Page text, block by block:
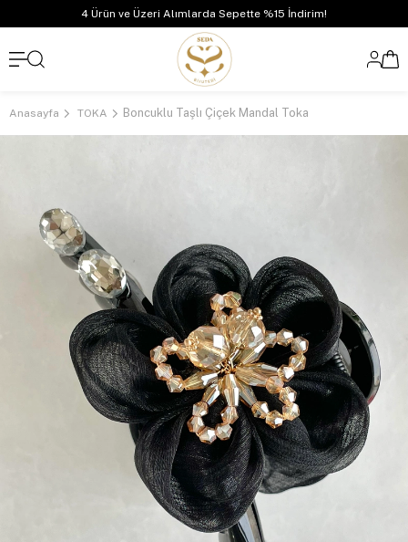
4 Ürün ve Üzeri Alımlarda Sepette %15 İndirim!
Anasayfa TOKA Boncuklu Taşlı Çiçek Mandal Toka